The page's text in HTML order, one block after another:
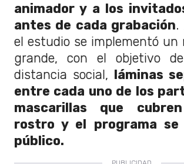
animador y a los
antes de cada grabación.
el estudio se implementó un
grande, con el objetivo
distancia social, láminas
entre cada uno de los
mascarillas que
rostro y el programa se
público.